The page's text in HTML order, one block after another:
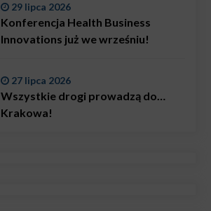
29 lipca 2026
Konferencja Health Business
Innovations już we wrześniu!
27 lipca 2026
Wszystkie drogi prowadzą do…
Krakowa!